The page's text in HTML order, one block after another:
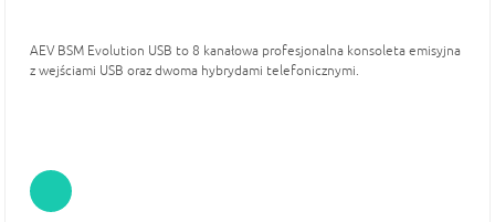
AEV BSM Evolution USB to 8 kanałowa profesjonalna konsoleta emisyjna
z wejściami USB oraz dwoma hybrydami telefonicznymi.